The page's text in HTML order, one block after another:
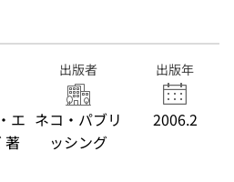
エ
著
出版者
ネコ・パブリ
ッシング
出版年
2006.2